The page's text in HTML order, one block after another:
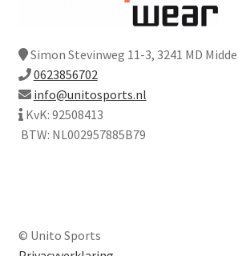
Simon Stevinweg 11-3, 3241 MD
0623856702
info@unitosports.nl
KvK: 92508413
BTW: NL002957885B79
© Unito Sports